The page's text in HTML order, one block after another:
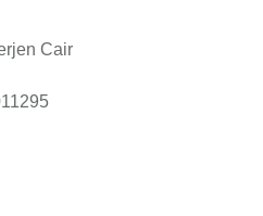
Cair